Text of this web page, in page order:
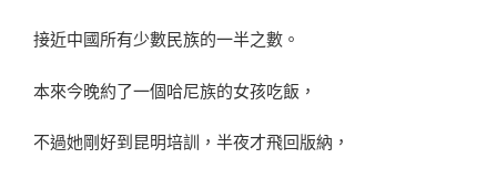
接近中國所有少數民族的一半之數。
本來今晚約了一個哈尼族的女孩吃飯，
不過她剛好到昆明培訓，半夜才飛回版納，